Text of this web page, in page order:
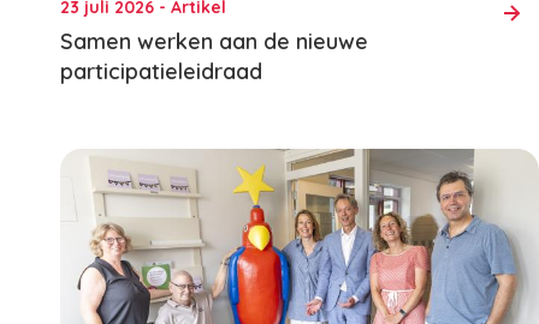
23 juli 2026 - Artikel
Samen werken aan de nieuwe
participatieleidraad